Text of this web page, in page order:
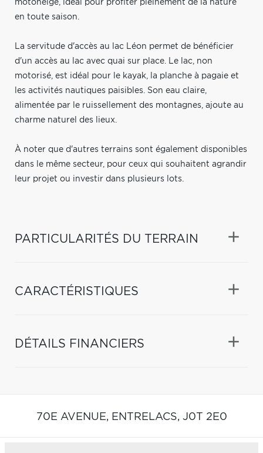
motoneige, idéal pour profiter pleinement de la nature
en toute saison.
La servitude d'accès au lac Léon permet de bénéficier
d'un accès au lac avec quai sur place. Le lac, non
motorisé, est idéal pour le kayak, la planche à pagaie et
les activités nautiques paisibles. Son eau claire,
alimentée par le ruissellement des montagnes, ajoute au
charme naturel des lieux.
À noter que d'autres terrains sont également disponibles
dans le même secteur, pour ceux qui souhaitent agrandir
leur projet ou investir dans plusieurs lots.
PARTICULARITÉS DU TERRAIN
CARACTÉRISTIQUES
DÉTAILS FINANCIERS
70E AVENUE, ENTRELACS, J0T 2E0